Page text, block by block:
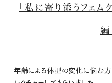
「私に寄り添うフェ
編
年齢による体型の変化に悩む